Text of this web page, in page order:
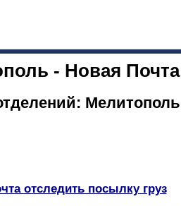
- Новая Почта
Мелитополь
отследить посылку груз